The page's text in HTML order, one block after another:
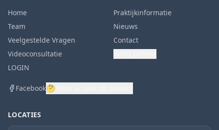
Home
Praktijkinformatie
Team
Nieuws
Veelgestelde Vragen
Contact
Videoconsultatie
LOGIN
Facebook🤔
LOCATIES